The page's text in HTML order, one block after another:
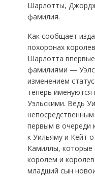
Шарлотты,
фамилия.
Как сообщает
похоронах
Шарлотта
фамилиями —
изменением
теперь именуются
Уэльскими. Ведь
первым в очереди
к Уильяму и Кейт
Камиллы, которые
королем и
младший сын